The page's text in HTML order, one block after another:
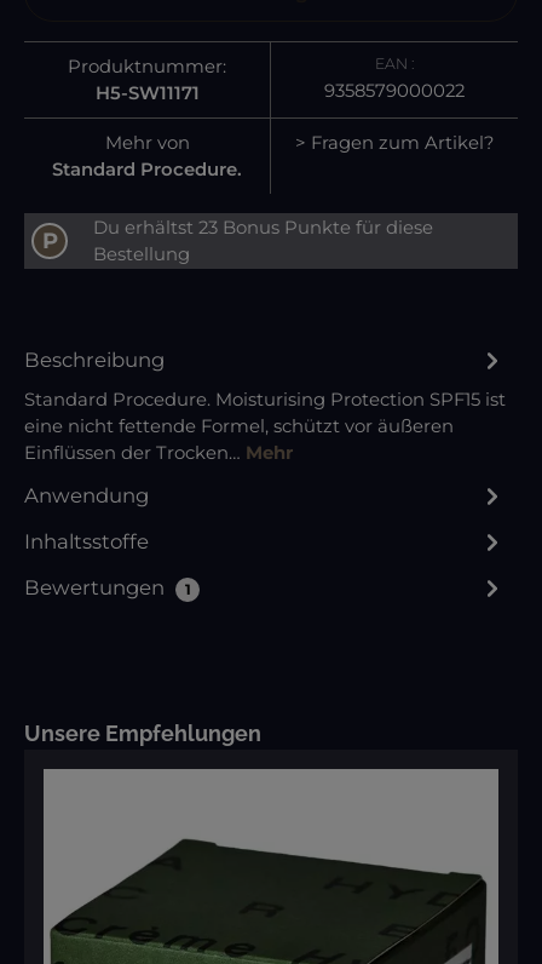
Produktnummer:
H5-SW11171
EAN :
9358579000022
Mehr von
Standard Procedure.
> Fragen zum Artikel?
P
Du erhältst 23 Bonus Punkte für diese
Bestellung
Beschreibung
Standard Procedure. Moisturising Protection SPF15 ist
eine nicht fettende Formel, schützt vor äußeren
Einflüssen der Trocken… Mehr
Anwendung
Inhaltsstoffe
Bewertungen
1
Produktgalerie überspringen
Unsere Empfehlungen